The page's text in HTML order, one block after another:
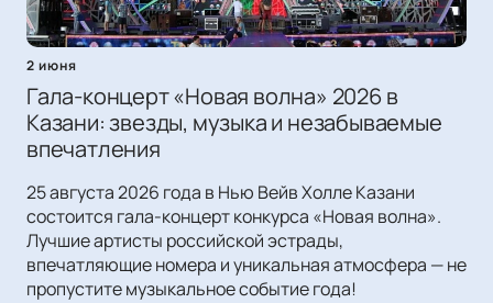
2 июня
Гала-концерт «Новая волна» 2026 в
Казани: звезды, музыка и незабываемые
впечатления
25 августа 2026 года в Нью Вейв Холле Казани
состоится гала-концерт конкурса «Новая волна».
Лучшие артисты российской эстрады,
впечатляющие номера и уникальная атмосфера — не
пропустите музыкальное событие года!